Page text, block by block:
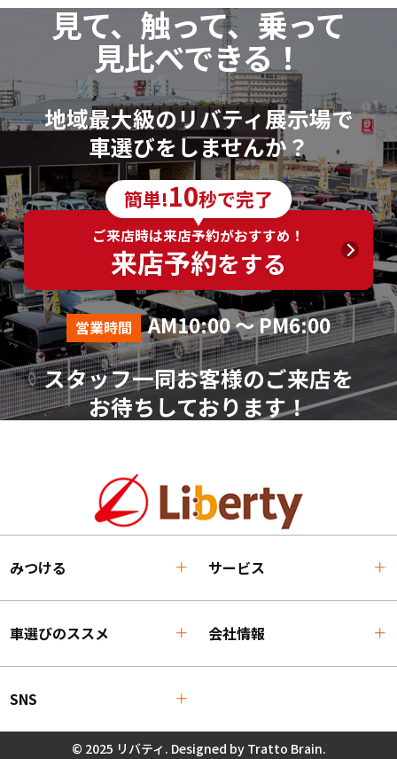
見て、触って、乗って
見比べできる！
地域最大級のリバティ展示場で
車選びをしませんか？
簡単!10秒で完了
ご来店時は来店予約がおすすめ！
来店予約をする
営業時間 AM10:00 ～ PM6:00
スタッフ一同お客様のご来店を
お待ちしております！
みつける サービス
車選びのススメ 会社情報
SNS
© 2025 リバティ. Designed by Tratto Brain.